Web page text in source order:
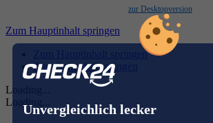
Unvergleichlich lecker
zur Desktopversion
Zum Hauptinhalt springen
Zum Hauptinhalt springen
Zum Seitenfuß springen
Loading...
Loading...